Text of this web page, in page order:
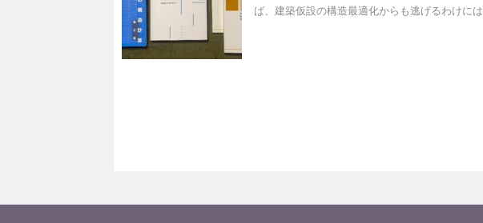
ば、建築仮設の構造最適化からも逃げるわけに